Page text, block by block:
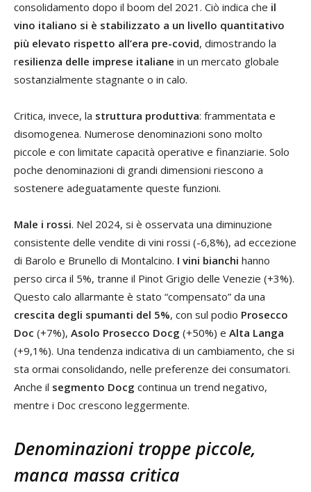
consolidamento dopo il boom del 2021. Ciò indica che il
vino italiano si è stabilizzato a un livello quantitativo
più elevato rispetto all’era pre-covid, dimostrando la
resilienza delle imprese italiane in un mercato globale
sostanzialmente stagnante o in calo.
Critica, invece, la struttura produttiva: frammentata e
disomogenea. Numerose denominazioni sono molto
piccole e con limitate capacità operative e finanziarie. Solo
poche denominazioni di grandi dimensioni riescono a
sostenere adeguatamente queste funzioni.
Male i rossi. Nel 2024, si è osservata una diminuzione
consistente delle vendite di vini rossi (-6,8%), ad eccezione
di Barolo e Brunello di Montalcino. I vini bianchi hanno
perso circa il 5%, tranne il Pinot Grigio delle Venezie (+3%).
Questo calo allarmante è stato “compensato” da una
crescita degli spumanti del 5%, con sul podio Prosecco
Doc (+7%), Asolo Prosecco Docg (+50%) e Alta Langa
(+9,1%). Una tendenza indicativa di un cambiamento, che si
sta ormai consolidando, nelle preferenze dei consumatori.
Anche il segmento Docg continua un trend negativo,
mentre i Doc crescono leggermente.
Denominazioni troppe piccole,
manca massa critica